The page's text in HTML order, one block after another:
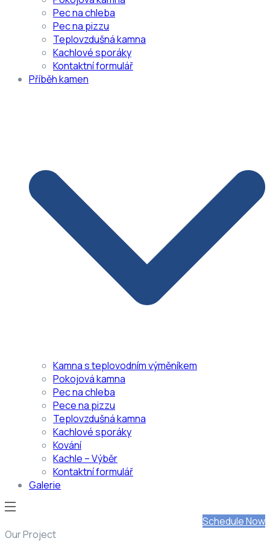
Pec na chleba
Pec na pizzu
Teplovzdušná kamna
Kachlové sporáky
Kontaktní formulář
Příběh kamen
Kamna s teplovodním výměníkem
Pokojová kamna
Pec na chleba
Pece na pizzu
Teplovzdušná kamna
Kachlové sporáky
Kování
Kachle – Výběr
Kontaktní formulář
Galerie
Schedule Now
Our Project